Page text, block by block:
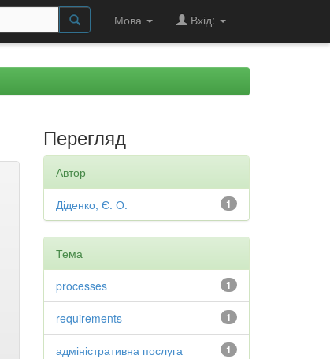
Мова Вхід:
Перегляд
Автор
1
Діденко, Є. О.
Тема
1
processes
1
requirements
1
адміністративна послуга